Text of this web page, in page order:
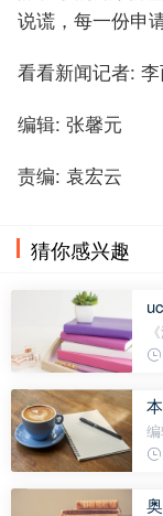
说谎，每一份申
看看新闻记者:
编辑: 张馨元
责编: 袁宏云
猜你感兴趣